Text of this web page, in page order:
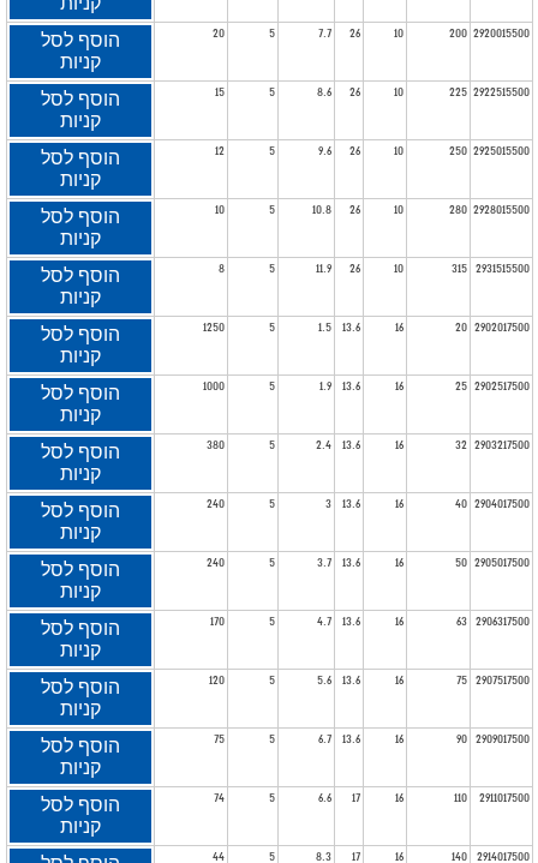
2920015500
200
10
26
7.7
5
20
הוסף לסל
קניות
2922515500
225
10
26
8.6
5
15
הוסף לסל
קניות
2925015500
250
10
26
9.6
5
12
הוסף לסל
קניות
2928015500
280
10
26
10.8
5
10
הוסף לסל
קניות
2931515500
315
10
26
11.9
5
8
הוסף לסל
קניות
2902017500
20
16
13.6
1.5
5
1250
הוסף לסל
קניות
2902517500
25
16
13.6
1.9
5
1000
הוסף לסל
קניות
2903217500
32
16
13.6
2.4
5
380
הוסף לסל
קניות
2904017500
40
16
13.6
3
5
240
הוסף לסל
קניות
2905017500
50
16
13.6
3.7
5
240
הוסף לסל
קניות
2906317500
63
16
13.6
4.7
5
170
הוסף לסל
קניות
2907517500
75
16
13.6
5.6
5
120
הוסף לסל
קניות
2909017500
90
16
13.6
6.7
5
75
הוסף לסל
קניות
2911017500
110
16
17
6.6
5
74
הוסף לסל
קניות
2914017500
140
16
17
8.3
5
44